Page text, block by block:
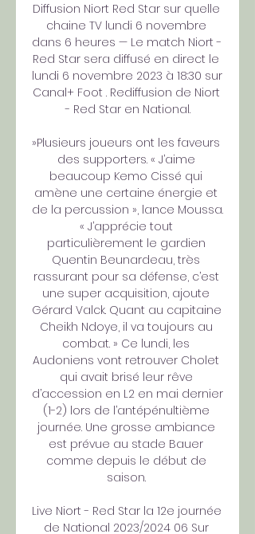
Diffusion Niort Red Star sur quelle
chaine TV lundi 6 novembre
dans 6 heures — Le match Niort -
Red Star sera diffusé en direct le
lundi 6 novembre 2023 à 18:30 sur
Canal+ Foot . Rediffusion de Niort
- Red Star en National.
»Plusieurs joueurs ont les faveurs
des supporters. « J’aime
beaucoup Kemo Cissé qui
amène une certaine énergie et
de la percussion », lance Moussa.
« J’apprécie tout
particulièrement le gardien
Quentin Beunardeau, très
rassurant pour sa défense, c’est
une super acquisition, ajoute
Gérard Valck. Quant au capitaine
Cheikh Ndoye, il va toujours au
combat. » Ce lundi, les
Audoniens vont retrouver Cholet
qui avait brisé leur rêve
d’accession en L2 en mai dernier
(1-2) lors de l’antépénultième
journée. Une grosse ambiance
est prévue au stade Bauer
comme depuis le début de
saison.
Live Niort - Red Star la 12e journée
de National 2023/2024 06 Sur